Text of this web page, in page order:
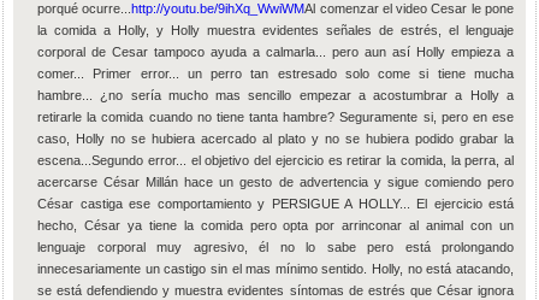
porqué ocurre...http://youtu.be/9ihXq_WwiWMAl comenzar el video Cesar le pone
la comida a Holly, y Holly muestra evidentes señales de estrés, el lenguaje
corporal de Cesar tampoco ayuda a calmarla... pero aun así Holly empieza a
comer... Primer error... un perro tan estresado solo come si tiene mucha
hambre... ¿no sería mucho mas sencillo empezar a acostumbrar a Holly a
retirarle la comida cuando no tiene tanta hambre? Seguramente si, pero en ese
caso, Holly no se hubiera acercado al plato y no se hubiera podido grabar la
escena...Segundo error... el objetivo del ejercicio es retirar la comida, la perra, al
acercarse César Millán hace un gesto de advertencia y sigue comiendo pero
César castiga ese comportamiento y PERSIGUE A HOLLY... El ejercicio está
hecho, César ya tiene la comida pero opta por arrinconar al animal con un
lenguaje corporal muy agresivo, él no lo sabe pero está prolongando
innecesariamente un castigo sin el mas mínimo sentido. Holly, no está atacando,
se está defendiendo y muestra evidentes síntomas de estrés que César ignora